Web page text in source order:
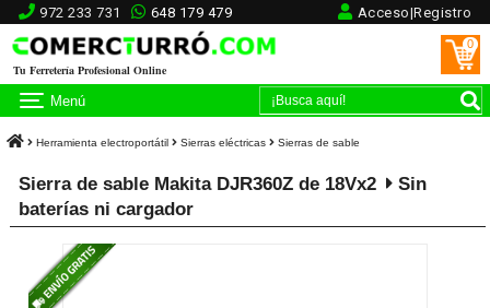
972 233 731 648 179 479 Acceso|Registro
Tu Ferretería Profesional Online
0
Menú
Herramienta electroportátil Sierras eléctricas Sierras de sable
Sierra de sable Makita DJR360Z de 18Vx2
Sin
baterías ni cargador